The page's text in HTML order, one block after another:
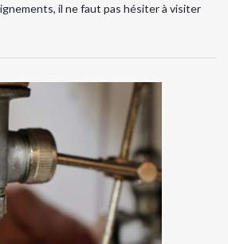
il ne faut pas hésiter à visiter